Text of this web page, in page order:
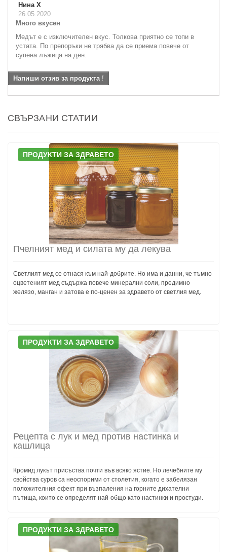
Нина Х
26.05.2020
Много вкусен
Медът е с изключителен вкус. Толкова приятно се топи в
устата. По препоръки не трябва да се приема повече от
супена лъжица на ден.
Напиши отзив за продукта !
СВЪРЗАНИ СТАТИИ
ПРОДУКТИ ЗА ЗДРАВЕТО
Пчелният мед и силата му да лекува
Светлият мед се отнася към най-добрите. Но има и данни, че тъмно
оцветеният мед съдържа повече минерални соли, предимно
желязо, манган и затова е по-ценен за здравето от светлия мед.
ПРОДУКТИ ЗА ЗДРАВЕТО
Рецепта с лук и мед против настинка и
кашлица
Кромид лукът присъства почти във всяко ястие. Но лечебните му
свойства суров са неоспорими от столетия, когато е забелязан
положителния ефект при възпаления на горните дихателни
пътища, които се определят най-общо като настинки и простуди.
ПРОДУКТИ ЗА ЗДРАВЕТО